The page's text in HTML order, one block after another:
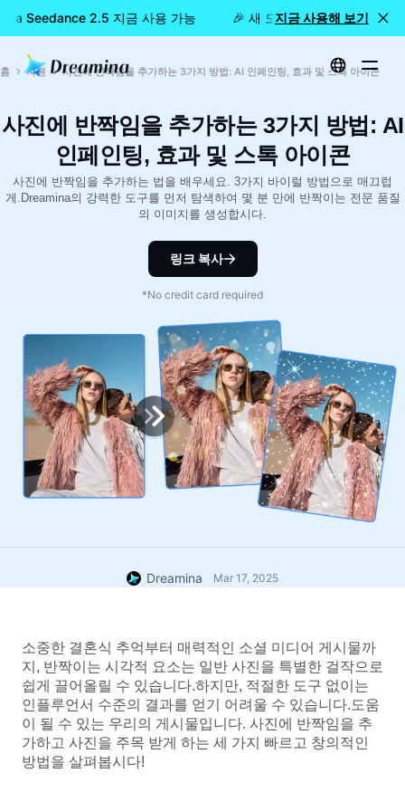
Seedance 2.5 지금 사용 가능 🎉 새 모델 출시: Dreamina
지금 사용해 보기
홈 자원 사진에 반짝임을 추가하는 3가지 방법: AI 인페인팅, 효과 및 스톡 아이콘
사진에 반짝임을 추가하는 3가지 방법: AI
인페인팅, 효과 및 스톡 아이콘
사진에 반짝임을 추가하는 법을 배우세요. 3가지 바이럴 방법으로 매끄럽
게.Dreamina의 강력한 도구를 먼저 탐색하여 몇 분 만에 반짝이는 전문 품질
의 이미지를 생성합시다.
링크 복사
*No credit card required
Dreamina Mar 17, 2025
소중한 결혼식 추억부터 매력적인 소셜 미디어 게시물까
지, 반짝이는 시각적 요소는 일반 사진을 특별한 걸작으로
쉽게 끌어올릴 수 있습니다.하지만, 적절한 도구 없이는
인플루언서 수준의 결과를 얻기 어려울 수 있습니다.도움
이 될 수 있는 우리의 게시물입니다. 사진에 반짝임을 추
가하고 사진을 주목 받게 하는 세 가지 빠르고 창의적인
방법을 살펴봅시다!